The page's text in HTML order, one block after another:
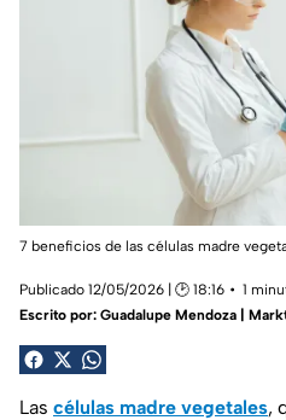
7 beneficios de las células madre
Publicado 12/05/2026 | 🕑 18:16
1
Escrito por: Guadalupe Mendoza |
Las células madre vegetales,